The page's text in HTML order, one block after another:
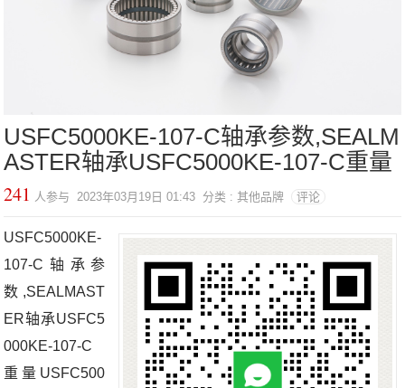
USFC5000KE-107-C轴承参数,SEALM
ASTER轴承USFC5000KE-107-C重量
241 人参与 2023年03月19日 01:43 分类 : 其他品牌 评论
USFC5000KE-
107-C轴承参
数,SEALMAST
ER轴承USFC5
000KE-107-C
重量USFC500